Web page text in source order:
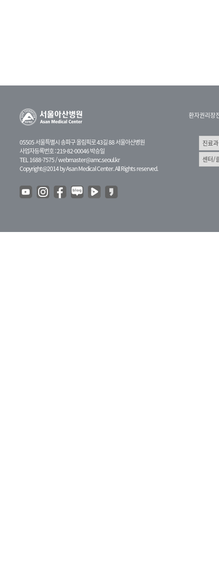
05505 서울특별시 송파구 올림픽로 43길 88 서울아산병원
사업자등록번호 : 219-82-00046 박승일
TEL 1688-7575 /webmaster@amc.seoul.kr
Copyright@2014 by Asan Medical Center. All Rights reserved.
환자권리장